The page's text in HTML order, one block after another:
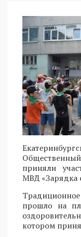
приняли
МВД «Зарядка
прошло на
котором